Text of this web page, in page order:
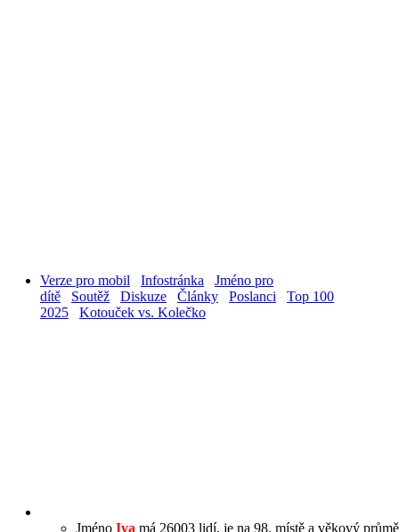
Verze pro mobil Infostránka
Jméno pro
dítě
Soutěž Diskuze Články Poslanci
Top 100
2025
Kotouček vs. Kolečko
Jméno Iva má 26003 lidí, je na 98. místě a věkový